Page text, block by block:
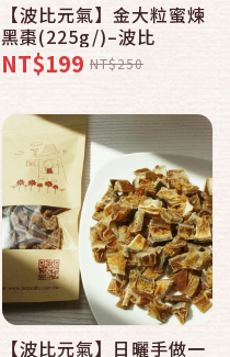
【波比元氣】金大粒蜜煉
黑棗(225g/)–波比
NT$199 NT$250
【波比元氣】日曬手做一